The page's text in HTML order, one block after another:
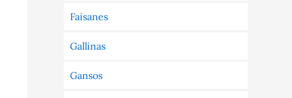
Faisanes
Gallinas
Gansos